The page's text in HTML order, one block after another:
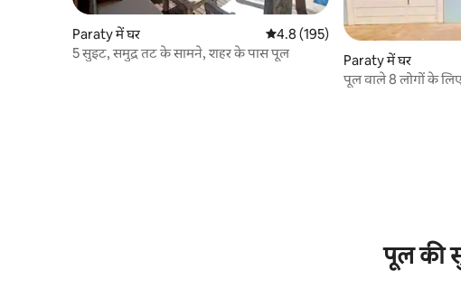
Paraty में घर औसत रेटिंग 5 में से 4.8, 195 समीक्षाएँ
4.8 (195)
5 सुइट, समुद्र तट के सामने, शहर के पास पूल
Paraty में घर
पूल वाले 8 लोगों के
पूल की